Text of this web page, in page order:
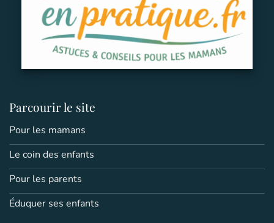
Parcourir le site
Pour les mamans
Le coin des enfants
Pour les parents
Éduquer ses enfants